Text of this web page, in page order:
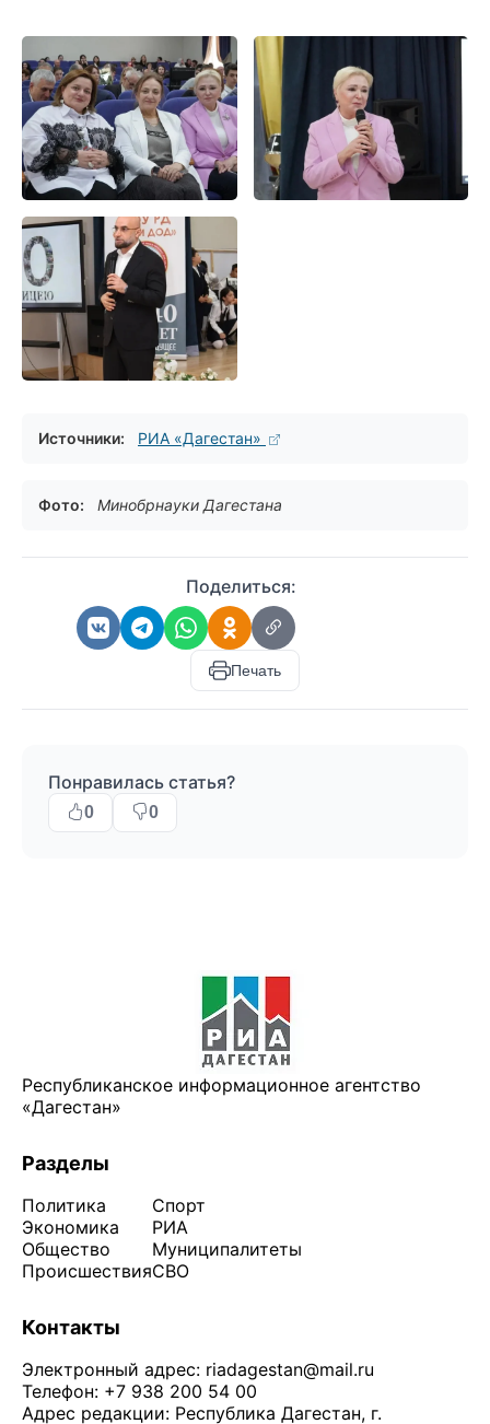
Источники: РИА «Дагестан»
Фото: Минобрнауки Дагестана
Поделиться:
Печать
Понравилась статья?
0 0
Республиканское информационное агентство
«Дагестан»
Разделы
Политика
Экономика
Общество
Происшествия
Спорт
РИА
Муниципалитеты
СВО
Контакты
Электронный адрес: riadagestan@mail.ru
Телефон: +7 938 200 54 00
Адрес редакции: Республика Дагестан, г.